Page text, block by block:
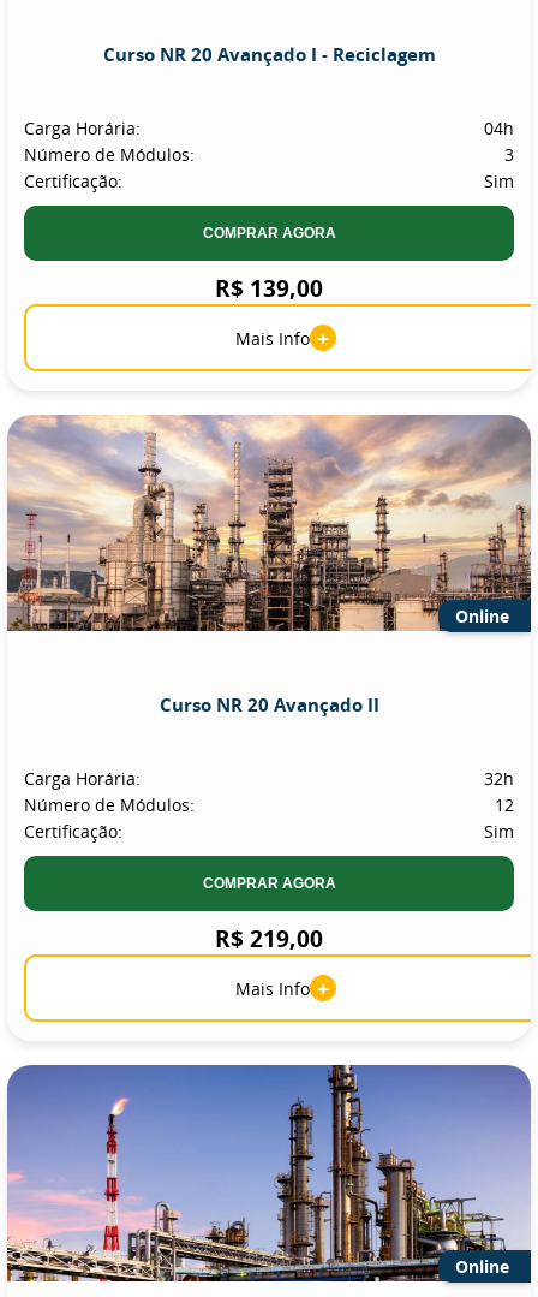
Curso NR 20 Avançado I - Reciclagem
Carga Horária:
04h
Número de Módulos:
3
Certificação:
Sim
COMPRAR AGORA
R$ 139,00
Mais Info +
Online
Curso NR 20 Avançado II
Carga Horária:
32h
Número de Módulos:
12
Certificação:
Sim
COMPRAR AGORA
R$ 219,00
Mais Info +
Online